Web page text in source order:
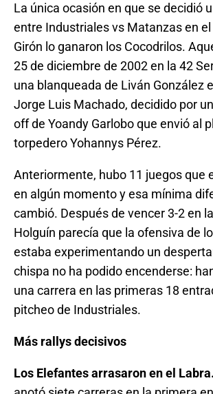
La única ocasión en que se decidió
entre Industriales vs Matanzas en
Girón lo ganaron los Cocodrilos.
25 de diciembre de 2002 en la 42
una blanqueada de Liván González
Jorge Luis Machado, decidido por
off de Yoandy Garlobo que envió al
torpedero Yohannys Pérez.
Anteriormente, hubo 11 juegos que
en algún momento y esa mínima
cambió. Después de vencer 3-2 en
Holguín parecía que la ofensiva de
estaba experimentando un
chispa no ha podido encenderse:
una carrera en las primeras 18
pitcheo de Industriales.
Más rallys decisivos
Los Elefantes arrasaron en el Labra.